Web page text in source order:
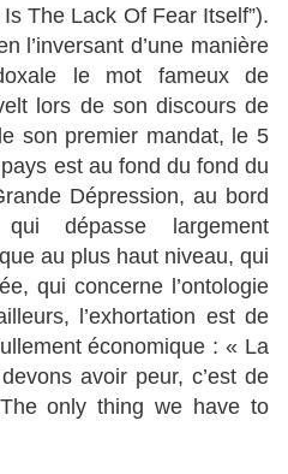
The Lack Of Fear Itself”).
l’inversant d’une manière
le mot fameux de
lors de son discours de
son premier mandat, le 5
est au fond du fond du
Dépression, au bord
qui dépasse largement
au plus haut niveau, qui
qui concerne l’ontologie
l’exhortation est de
économique : « La
avoir peur, c’est de
only thing we have to